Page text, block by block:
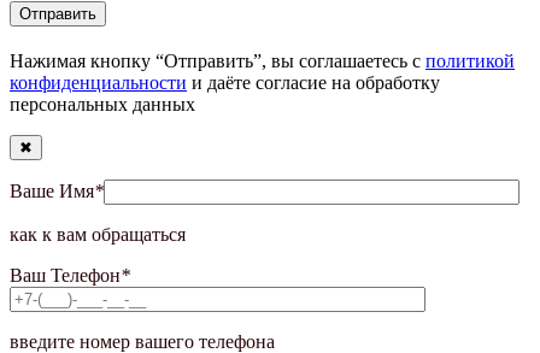
Нажимая кнопку “Отправить”, вы соглашаетесь с политикой
конфиденциальности и даёте согласие на обработку
персональных данных
✖
Ваше Имя*
как к вам обращаться
Ваш Телефон*
введите номер вашего телефона